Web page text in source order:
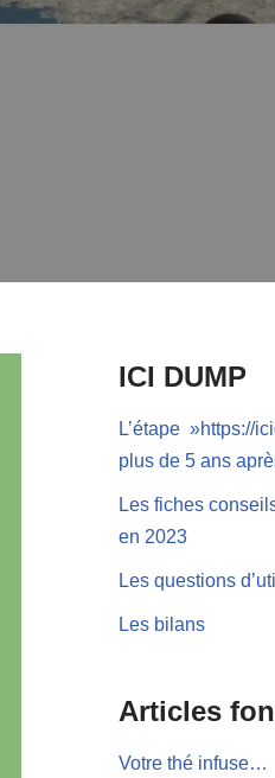
ICI DUMP
L’étape »https://
plus de 5 ans
Les fiches
en 2023
Les questions
Les bilans
Articles
Votre thé infuse…